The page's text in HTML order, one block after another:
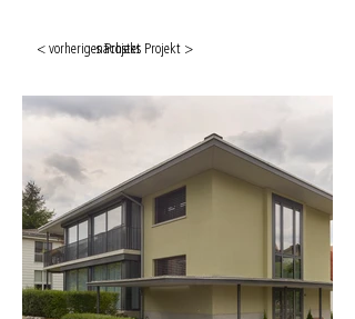
< vorheriges Projektnächstes Projekt >